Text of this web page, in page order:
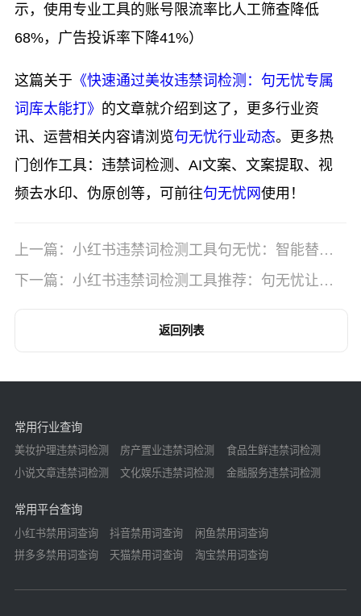
示，使用专业工具的账号限流率比人工筛查降低
68%，广告投诉率下降41%）
这篇关于 《快速通过美妆违禁词检测：句无忧专属
词库太能打》 的文章就介绍到这了，更多行业资
讯、运营相关内容请浏览句无忧行业动态。更多热
门创作工具：违禁词检测、AI文案、文案提取、视
频去水印、伪原创等，可前往句无忧网使用！
上一篇：小红书违禁词检测工具句无忧：智能替换
不影响文案风格
下一篇：小红书违禁词检测工具推荐：句无忧让笔
返回列表
常用行业查询
美妆护理违禁词检测 房产置业违禁词检测
食品生鲜违禁词检测
小说文章违禁词检测
文化娱乐违禁词检测 金融服务违禁词检测
常用平台查询
小红书禁用词查询 抖音禁用词查询
闲鱼禁用词查询
拼多多禁用词查询
天猫禁用词查询 淘宝禁用词查询